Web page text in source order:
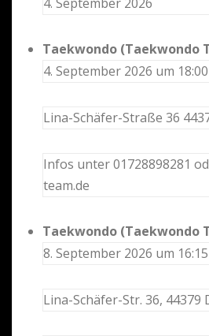
Taekwondo (Taekwondo
4. September 2026 um
Lina-Schäfer-Straße 36
Infos unter 01728898281
team.de
Taekwondo (Taekwondo
8. September 2026 um
Lina-Schäfer-Str. 36, 44379